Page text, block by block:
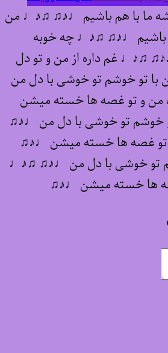
ما با هم باشیم ♩♪♫ ♫♪♩ من
باشیم ♩♪♫ ♫♪♩ چه خوبه
♫♪♩ غم داره از من و تو دل
تو خوشم تو خوشی با دل من
و تو غصه ها خسته میشن
خوشم تو خوشی با دل من ♩♪♫
غصه ها خسته میشن ♩♪♫
تو خوشی با دل من ♩♪♫ ♫♪♩
ها خسته میشن ♩♪♫